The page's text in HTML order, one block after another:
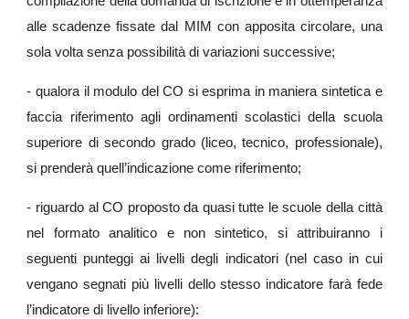
alle scadenze fissate dal MIM con apposita circolare, una
sola volta senza possibilità di variazioni successive;
- qualora il modulo del CO si esprima in maniera sintetica e
faccia riferimento agli ordinamenti scolastici della scuola
superiore di secondo grado (liceo, tecnico, professionale),
si prenderà quell’indicazione come riferimento;
- riguardo al CO proposto da quasi tutte le scuole della città
nel formato analitico e non sintetico, si attribuiranno i
seguenti punteggi ai livelli degli indicatori (nel caso in cui
vengano segnati più livelli dello stesso indicatore farà fede
l’indicatore di livello inferiore):